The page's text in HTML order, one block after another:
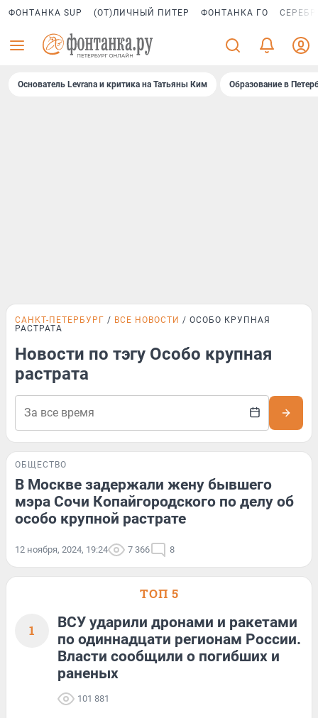
ФОНТАНКА SUP (ОТ)ЛИЧНЫЙ ПИТЕР ФОНТАНКА ГО
Основатель Levrana и критика на Татьяны Ким Образование в
САНКТ-ПЕТЕРБУРГ ВСЕ НОВОСТИ
ОСОБО КРУПНАЯ
РАСТРАТА
Новости по тэгу Особо крупная
растрата
ОБЩЕСТВО
В Москве задержали жену бывшего
мэра Сочи Копайгородского по делу об
особо крупной растрате
12 ноября, 2024, 19:24 7 366 8
ТОП 5
1
ВСУ ударили дронами и ракетами
по одиннадцати регионам России.
Власти сообщили о погибших и
раненых
101 881